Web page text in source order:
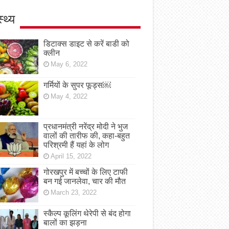
डिटाक्स डाइट से करें बाडी को
क्लीन
May 6, 2022
गर्मियों के सुपर फूड्स￼
May 4, 2022
प्रधानमंत्री नरेंद्र मोदी ने भुज
वालों की तारीफ की, कहा-बहुत
परिश्रमी हैं यहां के लोग
April 15, 2022
गोरखपुर में बच्चों के लिए टाफी
बन गई जानलेवा, चार की मौत
March 23, 2022
स्कैल्प कूलिंग थेरेपी से बंद होगा
बालों का झड़ना